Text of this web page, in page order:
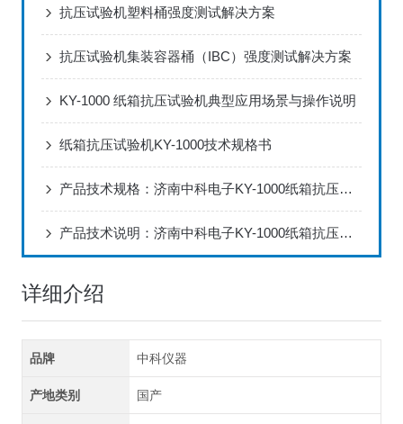
抗压试验机塑料桶强度测试解决方案
抗压试验机集装容器桶（IBC）强度测试解决方案
KY-1000 纸箱抗压试验机典型应用场景与操作说明
纸箱抗压试验机KY-1000技术规格书
产品技术规格：济南中科电子KY-1000纸箱抗压试验机
产品技术说明：济南中科电子KY-1000纸箱抗压试验机
详细介绍
品牌 中科仪器
产地类别 国产